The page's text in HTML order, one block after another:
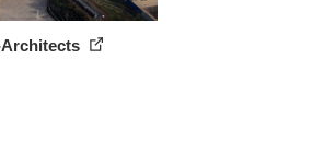
Architects